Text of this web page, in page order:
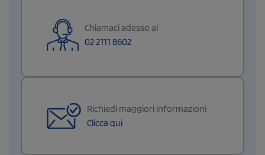
Chiamaci adesso al
02 2111 8602
Richiedi maggiori informazioni
Clicca qui